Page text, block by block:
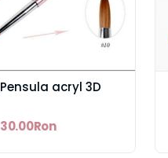
Pensula acryl 3D
30.00Ron